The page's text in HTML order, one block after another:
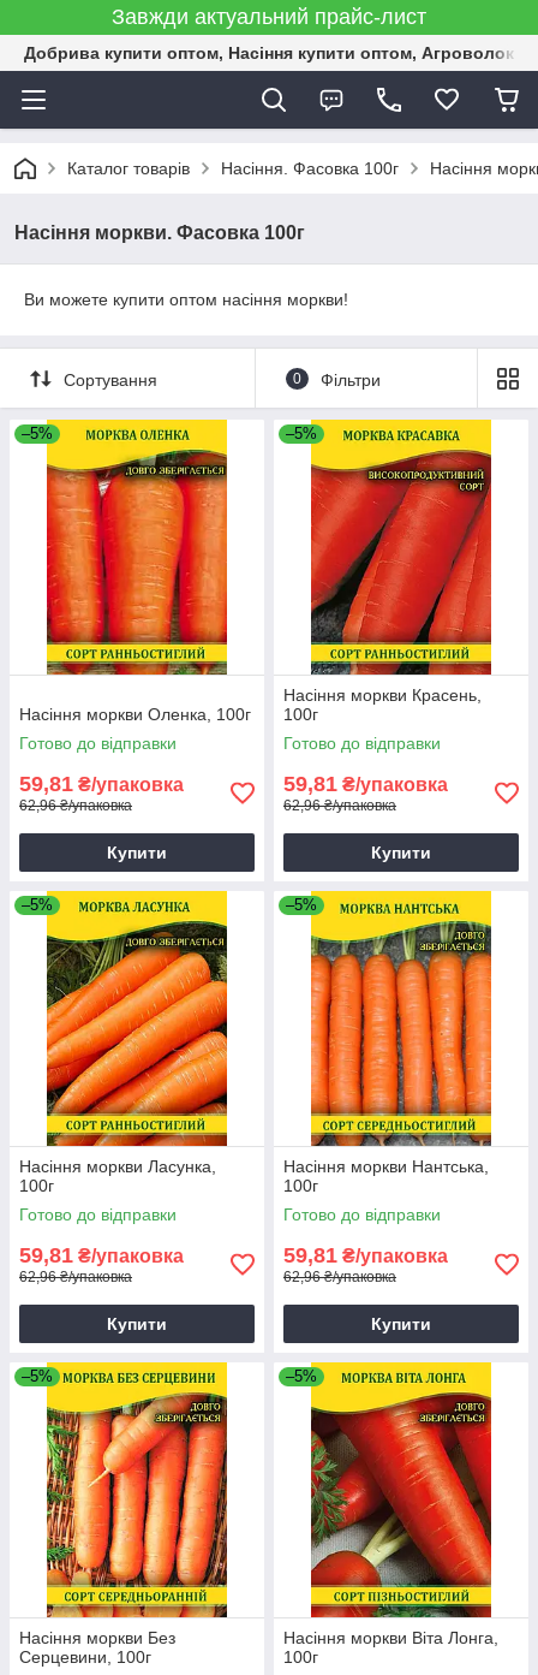
Завжди актуальний прайс-лист
Добрива купити оптом, Насіння купити оптом,
Каталог товарів Насіння. Фасовка 100г Насіння
Насіння моркви. Фасовка 100г
Ви можете купити оптом насіння моркви!
Сортування 0 Фільтри
–5%
Насіння моркви Оленка, 100г
Готово до відправки
59,81 ₴/упаковка
62,96 ₴/упаковка
Купити
–5%
Насіння моркви Красень,
100г
Готово до відправки
59,81 ₴/упаковка
62,96 ₴/упаковка
Купити
–5%
Насіння моркви Ласунка,
100г
Готово до відправки
59,81 ₴/упаковка
62,96 ₴/упаковка
Купити
–5%
Насіння моркви Нантська,
100г
Готово до відправки
59,81 ₴/упаковка
62,96 ₴/упаковка
Купити
–5%
Насіння моркви Без
Серцевини, 100г
–5%
Насіння моркви Віта Лонга,
100г